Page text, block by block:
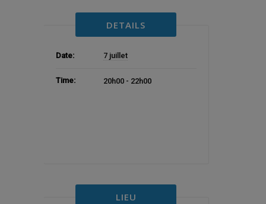
DETAILS
Date: 7 juillet
Time: 20h00 - 22h00
LIEU